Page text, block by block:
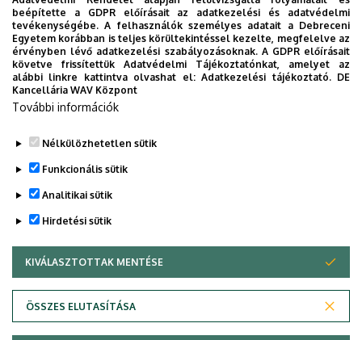
A PLC oktatásra szolgáló teremben 12 mérőhelyen
dolgozhatnak a hallgatók különböző ipari
folyamatirányítási feladatok megoldásán. A hallgatók
rendszeresen részt vesznek versenyeken, az egyedi
fejlesztések megvalósításához egy külön terem áll
rendelkezésre.
Legutóbbi frissítés: 2023. 06. 08. 11:01
Adatvédelem
beépítette a GDPR előírásait az adatkezelési és adatvédelmi
tevékenységébe. A felhasználók személyes adatait a Debreceni
Egyetem korábban is teljes körültekintéssel kezelte, megfelelve az
érvényben lévő adatkezelési szabályozásoknak. A GDPR előírásait
követve frissítettük Adatvédelmi Tájékoztatónkat, amelyet az
alábbi linkre kattintva olvashat el:Adatkezelési tájékoztató. DE
Kancellária WAV Központ
További információk
Nélkülözhetetlen sütik
Funkcionális sütik
Analitikai sütik
Hirdetési sütik
KIVÁLASZTOTTAK MENTÉSE
ÖSSZES ELUTASÍTÁSA
WITHDRAW CONSENT